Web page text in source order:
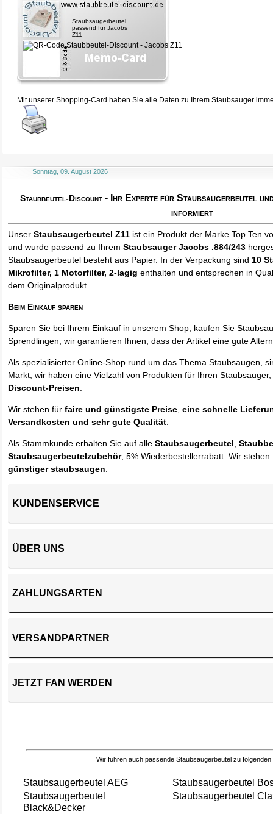
Staubsaugerbeutel
passend für Jacobs
Z11
Mit unserer Shopping-Card haben Sie alle Daten zu Ihrem Staubsauger
Sonntag, 09. August 2026
Staubbeutel-Discount - Ihr Experte für Staubsaugerbeutel
informiert
UnserStaubsaugerbeutel Z11 ist ein Produkt der Marke Top Ten
und wurde passend zu IhremStaubsauger Jacobs .884/243
Staubsaugerbeutel besteht aus Papier. In der Verpackung sind 10
Mikrofilter, 1 Motorfilter, 2-lagig enthalten und entsprechen in
dem Originalprodukt.
Beim Einkauf sparen
Sparen Sie bei Ihrem Einkauf in unserem Shop, kaufen Sie
Sprendlingen, wir garantieren Ihnen, dass der Artikel eine gute
Als spezialisierter Online-Shop rund um das Thema Staubsaugen,
Markt, wir haben eine Vielzahl von Produkten für Ihren
Discount-Preisen
Wir stehen fürfaire und günstigste Preise ,eine schnelle
Versandkosten und sehr gute Qualität
Als Stammkunde erhalten Sie auf alleStaubsaugerbeutel ,
Staubsaugerbeutelzubehör, 5% Wiederbestellerrabatt. Wir
günstiger staubsaugen
KUNDENSERVICE
ÜBER UNS
ZAHLUNGSARTEN
VERSANDPARTNER
JETZT FAN WERDEN
Wir führen auch passende Staubsaugerbeutel zu folgenden
Staubsaugerbeutel AEG
Staubsaugerbeutel
Staubsaugerbeutel
Black&Decker
Staubsaugerbeutel